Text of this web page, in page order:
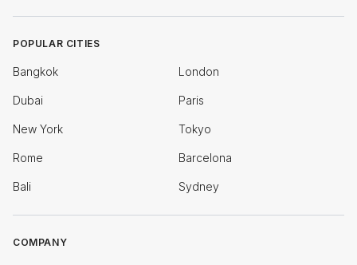
POPULAR CITIES
Bangkok London
Dubai Paris
New York Tokyo
Rome Barcelona
Bali Sydney
COMPANY